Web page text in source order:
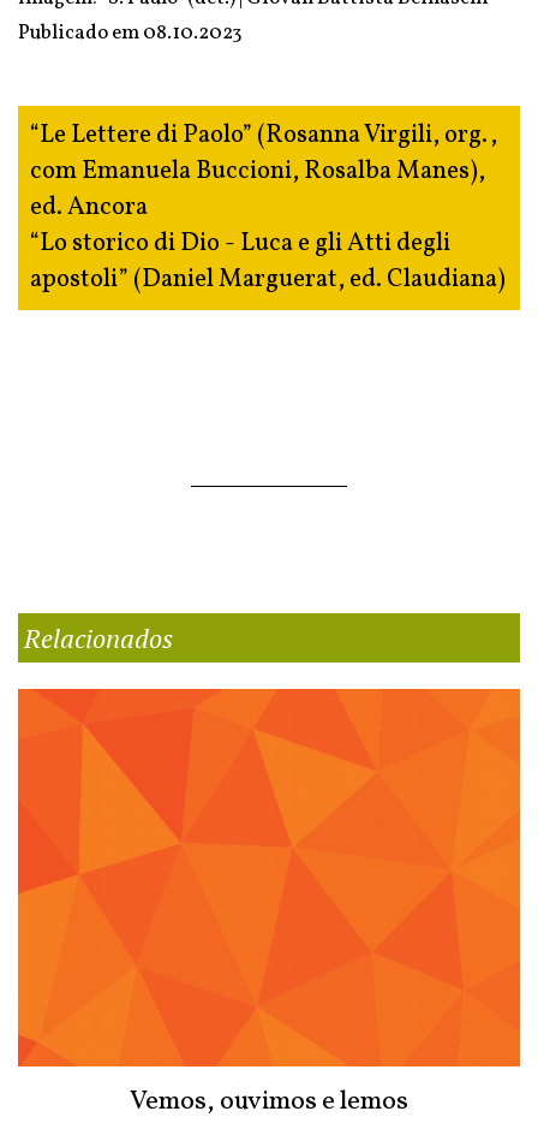
Publicado em08.10.2023
“Le Lettere di Paolo” (Rosanna Virgili, org.,
com Emanuela Buccioni, Rosalba Manes),
ed. Ancora
“Lo storico di Dio - Luca e gli Atti degli
apostoli” (Daniel Marguerat, ed. Claudiana)
Relacionados
Vemos, ouvimos e lemos